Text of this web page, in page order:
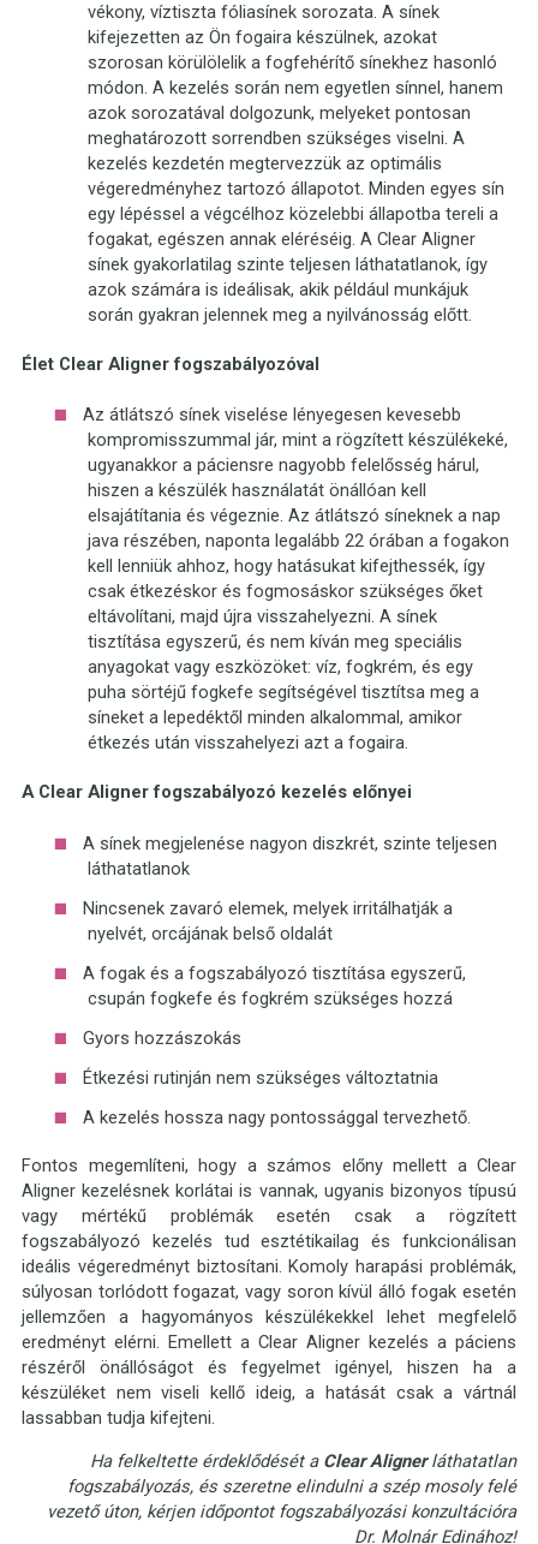
vékony, víztiszta fóliasínek sorozata. A sínek
kifejezetten az Ön fogaira készülnek, azokat
szorosan körülölelik a fogfehérítő sínekhez hasonló
módon. A kezelés során nem egyetlen sínnel, hanem
azok sorozatával dolgozunk, melyeket pontosan
meghatározott sorrendben szükséges viselni. A
kezelés kezdetén megtervezzük az optimális
végeredményhez tartozó állapotot. Minden egyes sín
egy lépéssel a végcélhoz közelebbi állapotba tereli a
fogakat, egészen annak eléréséig. A Clear Aligner
sínek gyakorlatilag szinte teljesen láthatatlanok, így
azok számára is ideálisak, akik például munkájuk
során gyakran jelennek meg a nyilvánosság előtt.
Élet Clear Aligner fogszabályozóval
Az átlátszó sínek viselése lényegesen kevesebb
kompromisszummal jár, mint a rögzített készülékeké,
ugyanakkor a páciensre nagyobb felelősség hárul,
hiszen a készülék használatát önállóan kell
elsajátítania és végeznie. Az átlátszó síneknek a nap
java részében, naponta legalább 22 órában a fogakon
kell lenniük ahhoz, hogy hatásukat kifejthessék, így
csak étkezéskor és fogmosáskor szükséges őket
eltávolítani, majd újra visszahelyezni. A sínek
tisztítása egyszerű, és nem kíván meg speciális
anyagokat vagy eszközöket: víz, fogkrém, és egy
puha sörtéjű fogkefe segítségével tisztítsa meg a
síneket a lepedéktől minden alkalommal, amikor
étkezés után visszahelyezi azt a fogaira.
A Clear Aligner fogszabályozó kezelés előnyei
A sínek megjelenése nagyon diszkrét, szinte teljesen
láthatatlanok
Nincsenek zavaró elemek, melyek irritálhatják a
nyelvét, orcájának belső oldalát
A fogak és a fogszabályozó tisztítása egyszerű,
csupán fogkefe és fogkrém szükséges hozzá
Gyors hozzászokás
Étkezési rutinján nem szükséges változtatnia
A kezelés hossza nagy pontossággal tervezhető.
Fontos megemlíteni, hogy a számos előny mellett a Clear
Aligner kezelésnek korlátai is vannak, ugyanis bizonyos típusú
vagy mértékű problémák esetén csak a rögzített
fogszabályozó kezelés tud esztétikailag és funkcionálisan
ideális végeredményt biztosítani. Komoly harapási problémák,
súlyosan torlódott fogazat, vagy soron kívül álló fogak esetén
jellemzően a hagyományos készülékekkel lehet megfelelő
eredményt elérni. Emellett a Clear Aligner kezelés a páciens
részéről önállóságot és fegyelmet igényel, hiszen ha a
készüléket nem viseli kellő ideig, a hatását csak a vártnál
lassabban tudja kifejteni.
Ha felkeltette érdeklődését a Clear Alignerláthatatlan
fogszabályozás, és szeretne elindulni a szép mosoly felé
vezető úton, kérjen időpontot fogszabályozási konzultációra
Dr. Molnár Edinához!